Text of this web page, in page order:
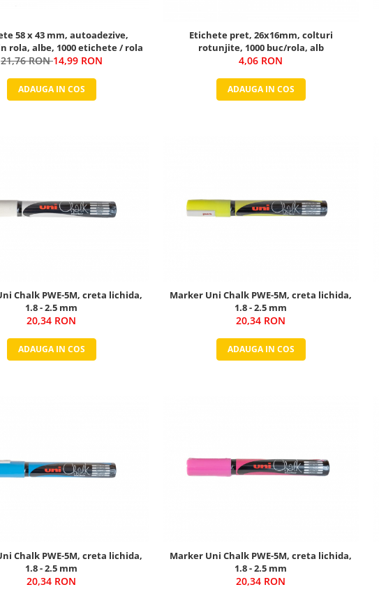
58 x 43 mm, autoadezive,
rola, albe, 1000 etichete / rola
21,76 RON14,99 RON
ADAUGA IN COS
Etichete pret, 26x16mm, colturi
rotunjite, 1000 buc/rola, alb
4,06 RON
ADAUGA IN COS
Chalk PWE-5M, creta lichida,
1.8 - 2.5 mm
20,34 RON
ADAUGA IN COS
Marker Uni Chalk PWE-5M, creta lichida,
1.8 - 2.5 mm
20,34 RON
ADAUGA IN COS
Chalk PWE-5M, creta lichida,
1.8 - 2.5 mm
20,34 RON
Marker Uni Chalk PWE-5M, creta lichida,
1.8 - 2.5 mm
20,34 RON